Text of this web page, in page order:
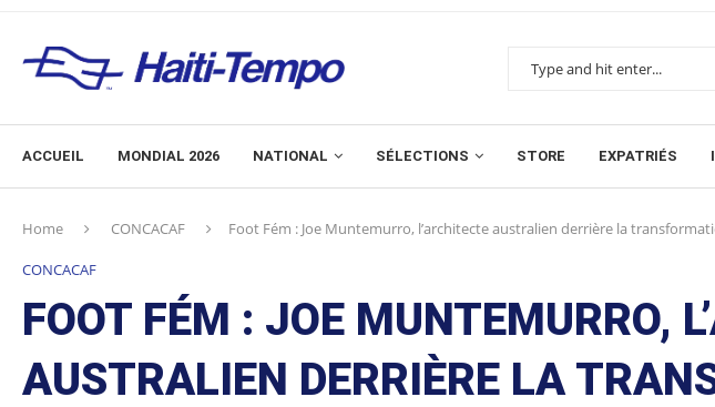
ACCUEIL MONDIAL 2026 NATIONAL SÉLECTIONS STORE EXPATRIÉS
Home CONCACAF Foot Fém : Joe Muntemurro, l’architecte australien derrière la
CONCACAF
FOOT FÉM : JOE MUNTEMURRO,
AUSTRALIEN DERRIÈRE LA